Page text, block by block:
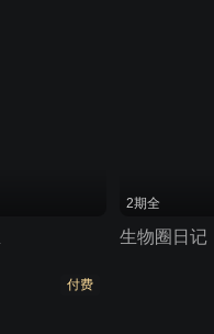
2期全
生物圈日记
付费